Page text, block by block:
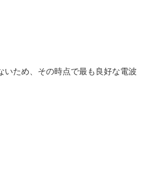
ため、その時点で最も良好な電波